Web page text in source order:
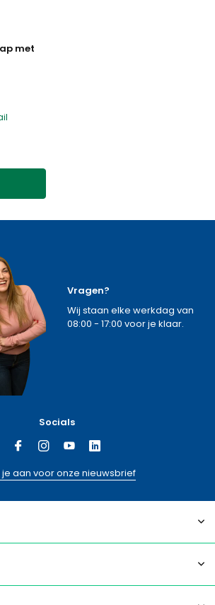
met
Vragen?
Wij staan elke werkdag van
08:00 - 17:00 voor je klaar.
Socials
je aan voor onze nieuwsbrief